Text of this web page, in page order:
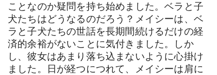
ことなのか疑問を持ち始めました。ベラと子
犬たちはどうなるのだろう？メイシーは、ベ
ラと子犬たちの世話を長期間続けるだけの経
済的余裕がないことに気付きました。しか
し、彼女はあまり落ち込まないように心掛け
ました。日が経つにつれて、メイシーは肩に